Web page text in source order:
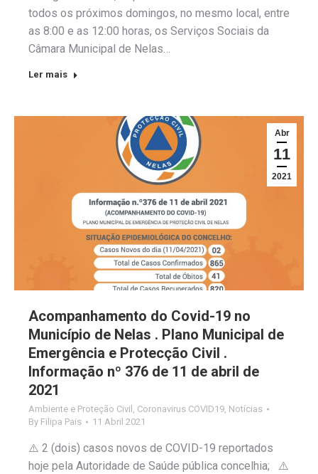
todos os próximos domingos, no mesmo local, entre
as 8:00 e as 12:00 horas, os Serviços Sociais da
Câmara Municipal de Nelas…
Ler mais
Abr
11
2021
Acompanhamento do Covid-19 no
Município de Nelas . Plano Municipal de
Emergência e Protecção Civil .
Informação nº 376 de 11 de abril de
2021
Ambiente e Proteção Civil Coronavirus COVID19 Notícias
By Filipa Pais 11 Abril 2021
⚠️ 2 (dois) casos novos de COVID-19 reportados
hoje pela Autoridade de Saúde pública concelhia; ⚠️